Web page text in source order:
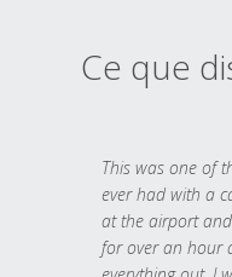
Ce que
This was one of
ever had with a
at the airport
for over an hour